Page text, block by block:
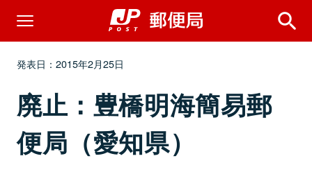
発表日：2015年2月25日
廃止：豊橋明海簡易郵
便局（愛知県）